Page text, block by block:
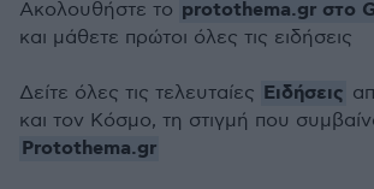
Ακολουθήστε το protothema.gr στο
και μάθετε πρώτοι όλες τις ειδήσεις
Δείτε όλες τις τελευταίες Ειδήσεις
και τον Κόσμο, τη στιγμή που
Protothema.gr